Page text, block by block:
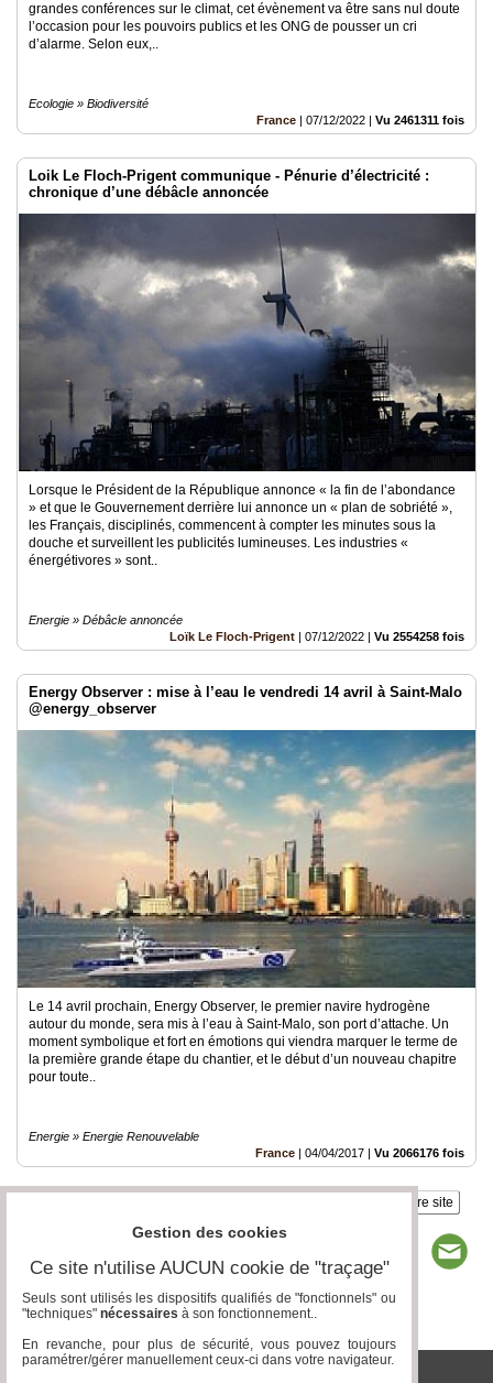
grandes conférences sur le climat, cet évènement va être sans nul doute
l’occasion pour les pouvoirs publics et les ONG de pousser un cri
d’alarme. Selon eux,..
Ecologie » Biodiversité
France | 07/12/2022 | Vu 2461311 fois
Loik Le Floch-Prigent communique - Pénurie d’électricité :
chronique d’une débâcle annoncée
Lorsque le Président de la République annonce « la fin de l’abondance
» et que le Gouvernement derrière lui annonce un « plan de sobriété »,
les Français, disciplinés, commencent à compter les minutes sous la
douche et surveillent les publicités lumineuses. Les industries «
énergétivores » sont..
Energie » Débâcle annoncée
Loïk Le Floch-Prigent | 07/12/2022 | Vu 2554258 fois
Energy Observer : mise à l’eau le vendredi 14 avril à Saint-Malo
@energy_observer
Le 14 avril prochain, Energy Observer, le premier navire hydrogène
autour du monde, sera mis à l’eau à Saint-Malo, son port d’attache. Un
moment symbolique et fort en émotions qui viendra marquer le terme de
la première grande étape du chantier, et le début d’un nouveau chapitre
pour toute..
Energie » Energie Renouvelable
France | 04/04/2017 | Vu 2066176 fois
Insérez sur votre site
Gestion des cookies
Ce site n'utilise AUCUN cookie de "traçage"
Seuls sont utilisés les dispositifs qualifiés de "fonctionnels" ou
"techniques" nécessaires à son fonctionnement..
En revanche, pour plus de sécurité, vous pouvez toujours
paramétrer/gérer manuellement ceux-ci dans votre navigateur.